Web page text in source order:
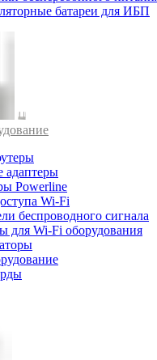
батареи для ИБП
адаптеры
Powerline
Wi-Fi
беспроводного сигнала
для Wi-Fi оборудования